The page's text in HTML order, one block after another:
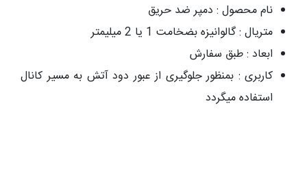
نام محصول : دمپر ضد حریق
متریال : گالوانیزه بضخامت 1 یا 2 میلیمتر
ابعاد : طبق سفارش
کاربری : بمنظور جلوگیری از عبور دود آتش به مسیر کانال
استفاده میگردد